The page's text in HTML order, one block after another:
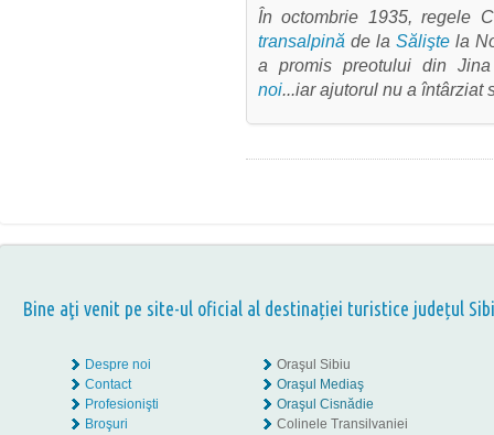
În octombrie 1935, regele
transalpină de la Săliştela
a promis preotului din
noi...iar ajutorul nu a întârziat
Bine aţi venit pe site-ul oficial al destinației turistice județul
Despre noi
Contact
Profesionişti
Broşuri
Oraşul Sibiu
Oraşul Mediaş
Oraşul Cisnădie
Colinele Transilvaniei